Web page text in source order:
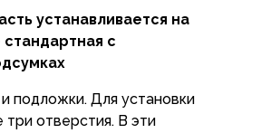
устанавливается на
с
подложки. Для установки
отверстия. В эти